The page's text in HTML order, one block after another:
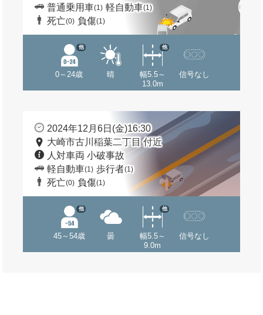
普通乗用車(1) 軽自動車(1)
死亡(0) 負傷(1)
0～24歳
他
晴
幅5.5～
13.0m
他
信号なし
2024年12月6日(金)16:30
大崎市古川稲葉二丁目 付近
人対車両 小破事故
軽自動車(1) 歩行者(1)
死亡(0) 負傷(1)
45～54歳
他
曇
幅5.5～
9.0m
他
信号なし